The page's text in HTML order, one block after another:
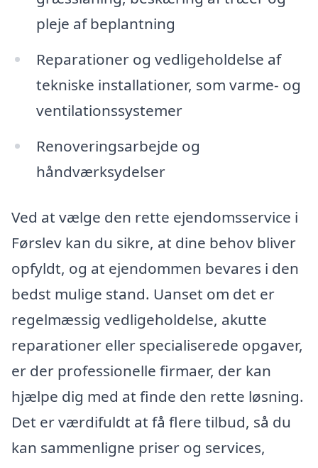
pleje af beplantning
Reparationer og vedligeholdelse af
tekniske installationer, som varme- og
ventilationssystemer
Renoveringsarbejde og
håndværksydelser
Ved at vælge den rette ejendomsservice i
Førslev kan du sikre, at dine behov bliver
opfyldt, og at ejendommen bevares i den
bedst mulige stand. Uanset om det er
regelmæssig vedligeholdelse, akutte
reparationer eller specialiserede opgaver,
er der professionelle firmaer, der kan
hjælpe dig med at finde den rette løsning.
Det er værdifuldt at få flere tilbud, så du
kan sammenligne priser og services,